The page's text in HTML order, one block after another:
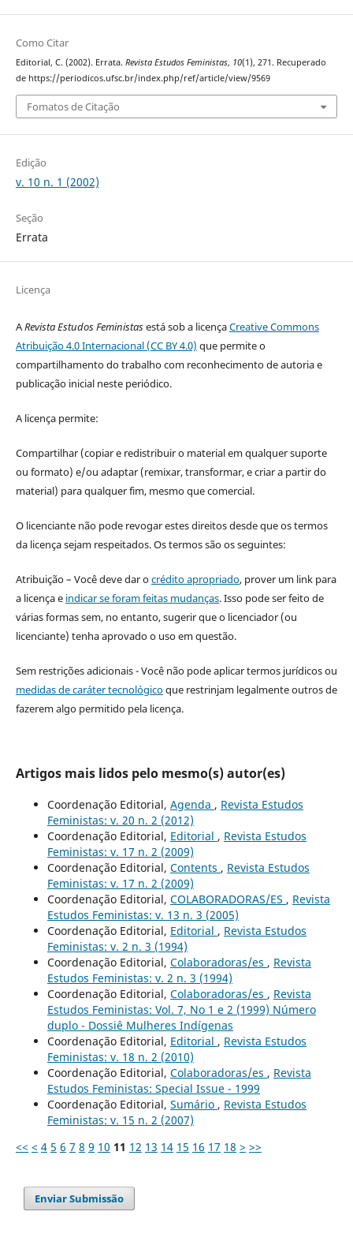
Como Citar
Editorial, C. (2002). Errata. Revista Estudos Feministas, 10(1), 271. Recuperado
de https://periodicos.ufsc.br/index.php/ref/article/view/9569
Fomatos de Citação
Edição
v. 10 n. 1 (2002)
Seção
Errata
Licença
ARevista Estudos Feministasestá sob a licençaCreative Commons
Atribuição 4.0 Internacional (CC BY 4.0) que permite o
compartilhamento do trabalho com reconhecimento de autoria e
publicação inicial neste periódico.
A licença permite:
Compartilhar (copiar e redistribuir o material em qualquer suporte
ou formato) e/ou adaptar (remixar, transformar, e criar a partir do
material) para qualquer fim, mesmo que comercial.
O licenciante não pode revogar estes direitos desde que os termos
da licença sejam respeitados. Os termos são os seguintes:
Atribuição – Você deve dar ocrédito apropriado, prover um link para
a licença e indicar se foram feitas mudanças. Isso pode ser feito de
várias formas sem, no entanto, sugerir que o licenciador (ou
licenciante) tenha aprovado o uso em questão.
Sem restrições adicionais - Você não pode aplicar termos jurídicos ou
medidas de caráter tecnológicoque restrinjam legalmente outros de
fazerem algo permitido pela licença.
Artigos mais lidos pelo mesmo(s) autor(es)
Coordenação Editorial, Agenda , Revista Estudos
Feministas: v. 20 n. 2 (2012)
Coordenação Editorial, Editorial , Revista Estudos
Feministas: v. 17 n. 2 (2009)
Coordenação Editorial, Contents , Revista Estudos
Feministas: v. 17 n. 2 (2009)
Coordenação Editorial, COLABORADORAS/ES , Revista
Estudos Feministas: v. 13 n. 3 (2005)
Coordenação Editorial, Editorial , Revista Estudos
Feministas: v. 2 n. 3 (1994)
Coordenação Editorial, Colaboradoras/es , Revista
Estudos Feministas: v. 2 n. 3 (1994)
Coordenação Editorial, Colaboradoras/es , Revista
Estudos Feministas: Vol. 7, No 1 e 2 (1999) Número
duplo - Dossiê Mulheres Indígenas
Coordenação Editorial, Editorial , Revista Estudos
Feministas: v. 18 n. 2 (2010)
Coordenação Editorial, Colaboradoras/es , Revista
Estudos Feministas: Special Issue - 1999
Coordenação Editorial, Sumário , Revista Estudos
Feministas: v. 15 n. 2 (2007)
<< < 4 5 6 7 8 9 10 11 12 13 14 15 16 17 18 > >>
Enviar Submissão